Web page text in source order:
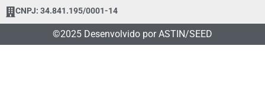
CNPJ: 34.841.195/0001-14
©2025 Desenvolvido por ASTIN/SEED